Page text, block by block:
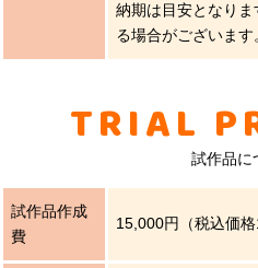
納期は目安となり
る場合がございます
TRIAL
試作品に
試作品作成
費
15,000円（税込価